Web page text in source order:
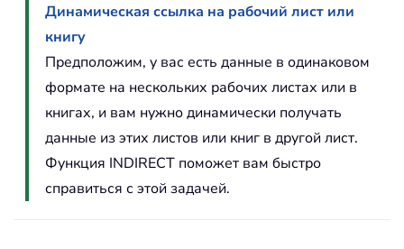
Динамическая ссылка на рабочий лист или
книгу
Предположим, у вас есть данные в одинаковом
формате на нескольких рабочих листах или в
книгах, и вам нужно динамически получать
данные из этих листов или книг в другой лист.
Функция INDIRECT поможет вам быстро
справиться с этой задачей.